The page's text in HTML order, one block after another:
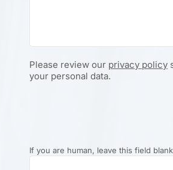
Please review our privacy policy
your personal data.
If you are human, leave this field